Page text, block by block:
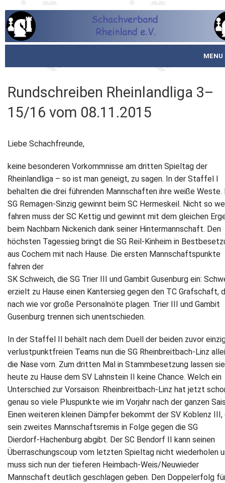
MENU
Schachjugend
Meistertafel
Fotos
Service
Newsletter
Kontakt
Impressum
Datenschutz
Rundschreiben Rheinlandliga 3–
15/16 vom 08.11.2015
Liebe Schachfreunde,
keine besonderen Vorkommnisse am dritten Spieltag der
Rheinlandliga – so ist man geneigt, zu sagen. In der Staffel I
behalten die drei führenden Mannschaften ihre weiße Weste.
SG Remagen‐Sinzig gewinnt beim SC Hermeskeil. Nicht so
fahren muss der SC Kettig und gewinnt mit dem gleichen
beim Nachbarn Nickenich dank seiner Hintermannschaft. Den
höchsten Tagessieg bringt die SG Reil‐Kinheim in
aus Cochem mit nach Hause. Die ersten Mannschaftspunkte
fahren der
SK Schweich, die SG Trier III und Gambit Gusenburg ein:
erzielt zu Hause einen Kantersieg gegen den TC Grafschaft,
nach wie vor große Personalnöte plagen. Trier III und Gambit
Gusenburg trennen sich unentschieden.
In der Staffel II behält nach dem Duell der beiden zuvor
verlustpunktfreien Teams nun die SG Rheinbreitbach‐Linz
die Nase vorn. Zum dritten Mal in Stammbesetzung lassen sie
heute zu Hause dem SV Lahnstein II keine Chance. Welch ein
Unterschied zur Vorsaison: Rheinbreitbach‐Linz hat jetzt
genau so viele Pluspunkte wie im Vorjahr nach der ganzen
Einen weiteren kleinen Dämpfer bekommt der SV Koblenz III,
sein zweites Mannschaftsremis in Folge gegen die SG
Dierdorf‐Hachenburg abgibt. Der SC Bendorf II kann seinen
Überraschungscoup vom letzten Spieltag nicht wiederholen
muss sich nun der tieferen Heimbach‐Weis/Neuwieder
Mannschaft deutlich geschlagen geben. Den Doppelerfolg